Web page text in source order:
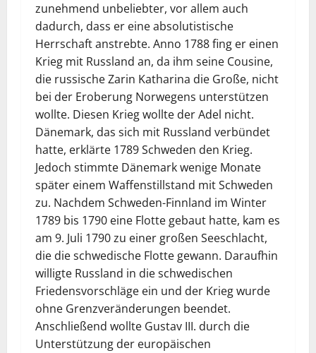
zunehmend unbeliebter, vor allem auch
dadurch, dass er eine absolutistische
Herrschaft anstrebte. Anno 1788 fing er einen
Krieg mit Russland an, da ihm seine Cousine,
die russische Zarin Katharina die Große, nicht
bei der Eroberung Norwegens unterstützen
wollte. Diesen Krieg wollte der Adel nicht.
Dänemark, das sich mit Russland verbündet
hatte, erklärte 1789 Schweden den Krieg.
Jedoch stimmte Dänemark wenige Monate
später einem Waffenstillstand mit Schweden
zu. Nachdem Schweden-Finnland im Winter
1789 bis 1790 eine Flotte gebaut hatte, kam es
am 9. Juli 1790 zu einer großen Seeschlacht,
die die schwedische Flotte gewann. Daraufhin
willigte Russland in die schwedischen
Friedensvorschläge ein und der Krieg wurde
ohne Grenzveränderungen beendet.
Anschließend wollte Gustav III. durch die
Unterstützung der europäischen